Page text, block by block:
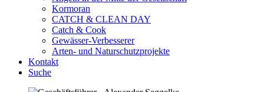
Kormoran
CATCH & CLEAN DAY
Catch & Cook
Gewässer-Verbesserer
Arten- und Naturschutzprojekte
Kontakt
Suche